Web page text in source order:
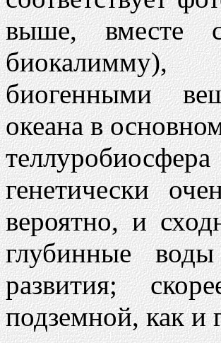
выше, вместе
биокалимму),
биогенными
океана в
генетически
вероятно, и
глубинные
развития;
подземной, как и